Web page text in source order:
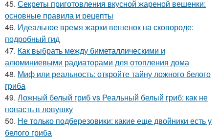
45. Секреты приготовления вкусной жареной вешенки:
основные правила и рецепты
46. Идеальное время жарки вешенок на сковороде:
подробный гид
47. Как выбрать между биметаллическими и
алюминиевыми радиаторами для отопления дома
48. Миф или реальность: откройте тайну ложного белого
гриба
49. Ложный белый гриб vs Реальный белый гриб: как не
попасть в ловушку
50. Не только подберезовики: какие еще двойники есть у
белого гриба